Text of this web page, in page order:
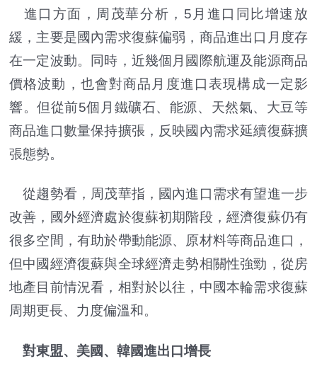
進口方面，周茂華分析，5月進口同比增速放
緩，主要是國內需求復蘇偏弱，商品進出口月度存
在一定波動。同時，近幾個月國際航運及能源商品
價格波動，也會對商品月度進口表現構成一定影
響。但從前5個月鐵礦石、能源、天然氣、大豆等
商品進口數量保持擴張，反映國內需求延續復蘇擴
張態勢。
從趨勢看，周茂華指，國內進口需求有望進一步
改善，國外經濟處於復蘇初期階段，經濟復蘇仍有
很多空間，有助於帶動能源、原材料等商品進口，
但中國經濟復蘇與全球經濟走勢相關性強勁，從房
地產目前情況看，相對於以往，中國本輪需求復蘇
周期更長、力度偏溫和。
對東盟、美國、韓國進出口增長